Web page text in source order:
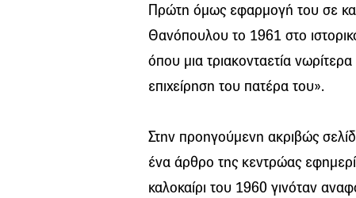
Πρώτη όμως εφαρμογή του σε
Θανόπουλου το 1961 στο
όπου μια τριακονταετία
επιχείρηση του πατέρα του».
Στην προηγούμενη ακριβώς
ένα άρθρο της κεντρώας
καλοκαίρι του 1960 γινόταν